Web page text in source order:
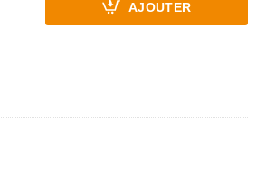
AJOUTER